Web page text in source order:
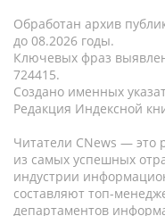
Обработан архив
до 08.2026 годы.
Ключевых фраз
724415.
Создано именных
Редакция Индексной
Читатели CNews — это
из самых успешных
индустрии
составляют топ-
департаментов